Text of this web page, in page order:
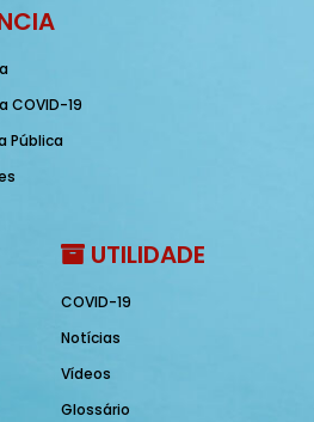
COVID-19
Pública
UTILIDADE
COVID-19
Notícias
Vídeos
Glossário